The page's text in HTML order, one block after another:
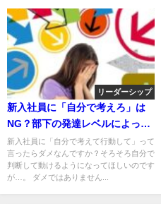
リーダーシップ
新入社員に「自分で考えろ」は
NG？部下の発達レベルによって
対応を変える状況対応型リーダ
ーシップとは？
新入社員に「自分で考えて行動して」って
言ったらダメなんですか？そろそろ自分で
判断して動けるようになってほしいのです
が…。 ダメではありません...